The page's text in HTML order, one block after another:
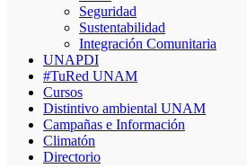
Seguridad
Sustentabilidad
Integración Comunitaria
UNAPDI
#TuRed UNAM
Cursos
Distintivo ambiental UNAM
Campañas e Información
Climatón
Directorio